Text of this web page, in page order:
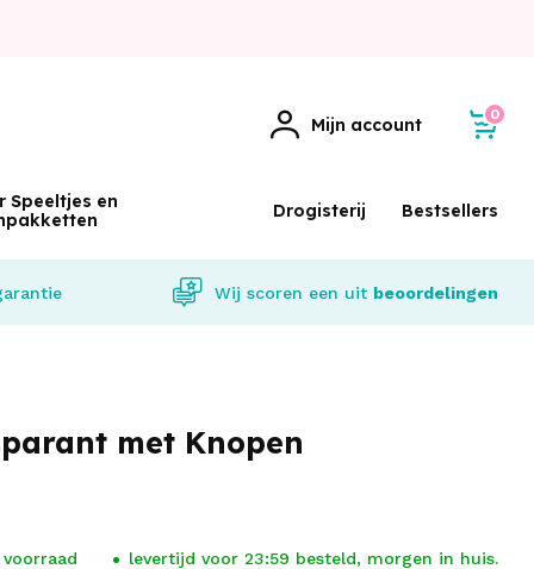
Mijn account 0
Speeltjes en
Drogisterij Bestsellers
Wij scoren een uit beoordelingen
met Knopen
voorraad levertijd voor 23:59 besteld, morgen in huis.